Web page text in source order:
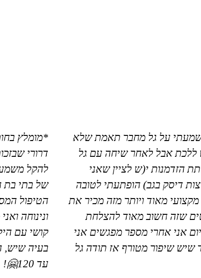
על גל מחבר תאמת שלא
ללכת אבל לאחר שיחה עם גל
הזדמנות י(ש לציין שאני
דיסק בגב) הופתעתי לטובה
מאוד ויותר מזה מכיר את
שזה חשוב מאוד להצלחת
אני אחרי מספר מפגשים אני
שיש שיפור מטורף אז תודה גל
*מומלץ
דרורי
להקל
של בתי בת
הטיפול
ונינוחה
קושי עם
עד 120🤗!